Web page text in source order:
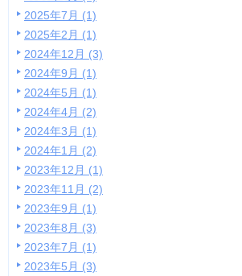
2025年7月 (1)
2025年2月 (1)
2024年12月 (3)
2024年9月 (1)
2024年5月 (1)
2024年4月 (2)
2024年3月 (1)
2024年1月 (2)
2023年12月 (1)
2023年11月 (2)
2023年9月 (1)
2023年8月 (3)
2023年7月 (1)
2023年5月 (3)